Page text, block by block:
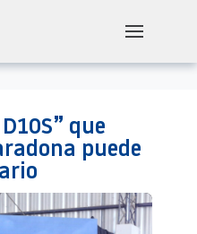
que
puede